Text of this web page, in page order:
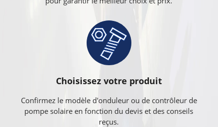
Choisissez votre produit
Confirmez le modèle d'onduleur ou de contrôleur de
pompe solaire en fonction du devis et des conseils
reçus.